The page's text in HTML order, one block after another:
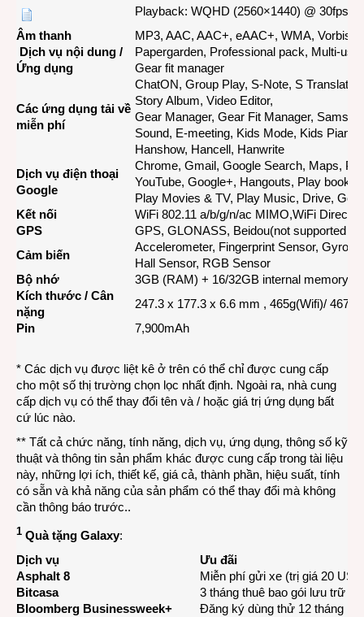
Playback: WQHD (2560×1440) @ 30fps
Âm thanh
MP3, AAC, AAC+, eAAC+, WMA, Vorbis,
Dịch vụ nội dung /
Ứng dụng
Papergarden, Professional pack, Multi-
Gear fit manager
Các ứng dụng tải về
miễn phí
ChatON, Group Play, S-Note, S
Story Album, Video Editor,
Gear Manager, Gear Fit Manager,
Sound, E-meeting, Kids Mode, Kids
Hanshow, Hancell, Hanwrite
Dịch vụ điện thoại
Google
Chrome, Gmail, Google Search, Maps,
YouTube, Google+, Hangouts, Play
Play Movies & TV, Play Music, Drive,
Kết nối
WiFi 802.11 a/b/g/n/ac MIMO,WiFi Direct,
GPS
GPS, GLONASS, Beidou(not supported in
Cảm biến
Accelerometer, Fingerprint Sensor, Gyro
Hall Sensor, RGB Sensor
Bộ nhớ
3GB (RAM) + 16/32GB internal
Kích thước / Cân
nặng
247.3 x 177.3 x 6.6 mm , 465g(Wifi)/
Pin
7,900mAh
* Các dịch vụ được liệt kê ở trên có thể chỉ được cung cấp
cho một số thị trường chọn lọc nhất định. Ngoài ra, nhà cung
cấp dịch vụ có thể thay đổi tên và / hoặc giá trị ứng dụng bất
cứ lúc nào.
** Tất cả chức năng, tính năng, dịch vụ, ứng dụng, thông số kỹ
thuật và thông tin sản phẩm khác được cung cấp trong tài liệu
này, những lợi ích, thiết kế, giá cả, thành phần, hiệu suất, tính
có sẵn và khả năng của sản phẩm có thể thay đổi mà không
cần thông báo trước..
1 Quà tặng Galaxy:
Dịch vụ
Ưu đãi
Asphalt 8
Miễn phí gửi xe (trị giá 20
Bitcasa
3 tháng thuê bao gói lưu trữ
Bloomberg Businessweek+
Đăng ký dùng thử 12 tháng